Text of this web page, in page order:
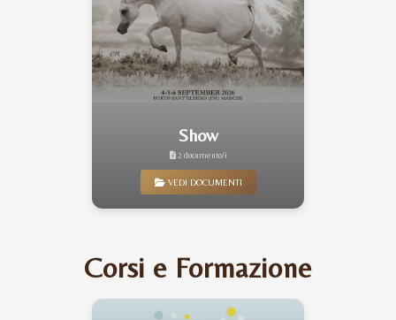
Show
2 documento/i
VEDI DOCUMENTI
Corsi e Formazione